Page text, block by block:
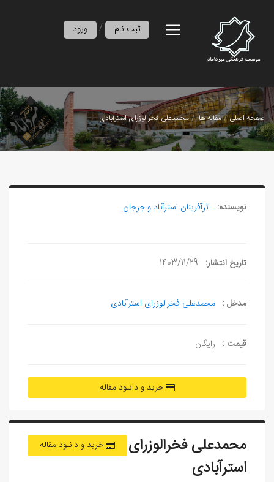
ورود / ثبت نام
صفحه اصلی مقاله ها محمدعلی فخرالوزرای استرآبادی
نویسنده: اثرآفرينان استرآباد و جرجان
تاریخ انتشار: 1403/11/29
مدخل : محمدعلی فخرالوزرای استرآبادی
قیمت : رایگان
خرید و دانلود مقاله
خرید و دانلود مقاله
محمدعلی فخرالوزرای
استرآبادی